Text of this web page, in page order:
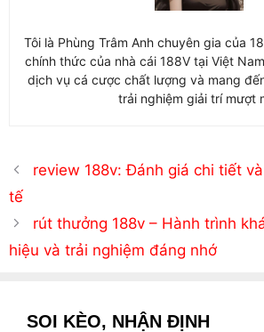
Tôi là Phùng Trâm Anh chuyên gia của
chính thức của nhà cái 188V tại Việt
dịch vụ cá cược chất lượng và mang
trải nghiệm giải trí mượt
review 188v: Đánh giá chi tiết
tế
rút thưởng 188v – Hành trình
hiệu và trải nghiệm đáng nhớ
SOI KÈO, NHẬN ĐỊNH